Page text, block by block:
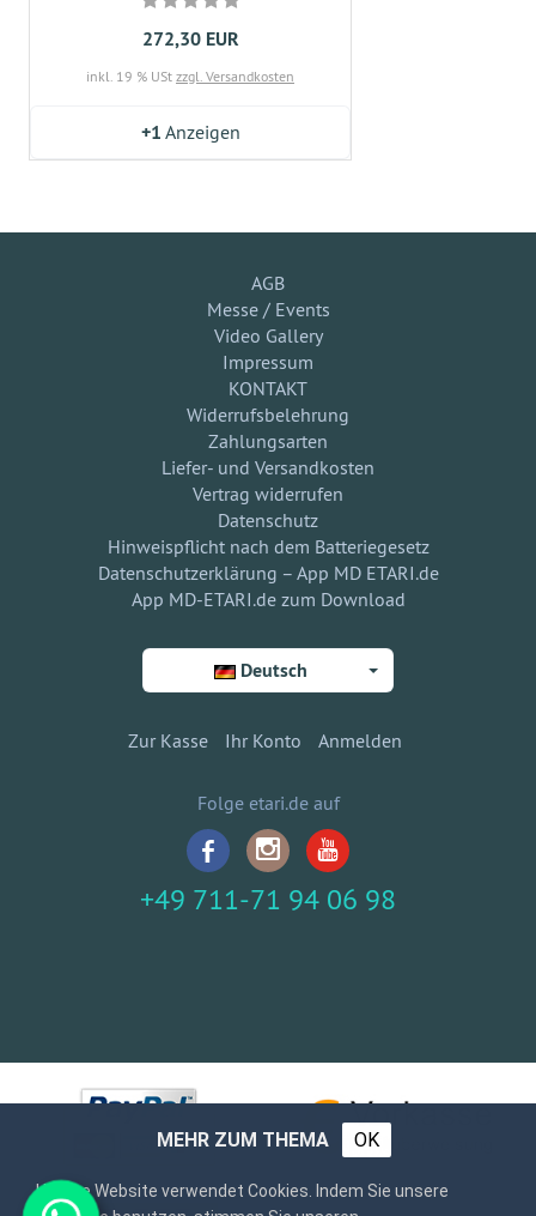
272,30 EUR
inkl. 19 % USt zzgl. Versandkosten
+1 Anzeigen
AGB
Messe / Events
Video Gallery
Impressum
KONTAKT
Widerrufsbelehrung
Zahlungsarten
Liefer- und Versandkosten
Vertrag widerrufen
Datenschutz
Hinweispflicht nach dem Batteriegesetz
Datenschutzerklärung – App MD ETARI.de
App MD-ETARI.de zum Download
Deutsch
Zur Kasse Ihr Konto Anmelden
Folge etari.de auf
+49 711-71 94 06 98
MEHR ZUM THEMA OK
Unsere Website verwendet Cookies. Indem Sie unsere